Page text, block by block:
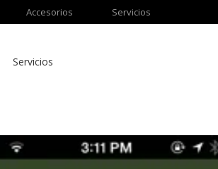
Accesorios Servicios
Servicios